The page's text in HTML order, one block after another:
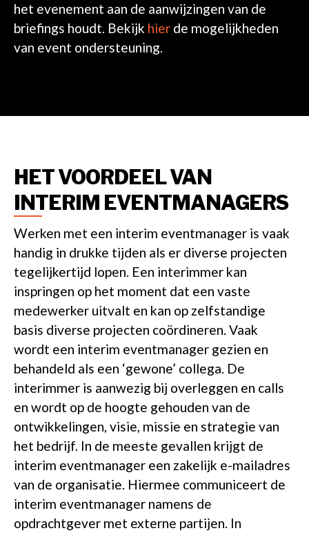
het evenement aan de aanwijzingen van de
briefings houdt. Bekijk hier de mogelijkheden
van event ondersteuning.
HET VOORDEEL VAN
INTERIM EVENTMANAGERS
Werken met een interim eventmanager is vaak
handig in drukke tijden als er diverse projecten
tegelijkertijd lopen. Een interimmer kan
inspringen op het moment dat een vaste
medewerker uitvalt en kan op zelfstandige
basis diverse projecten coördineren. Vaak
wordt een interim eventmanager gezien en
behandeld als een ‘gewone’ collega. De
interimmer is aanwezig bij overleggen en calls
en wordt op de hoogte gehouden van de
ontwikkelingen, visie, missie en strategie van
het bedrijf. In de meeste gevallen krijgt de
interim eventmanager een zakelijk e-mailadres
van de organisatie. Hiermee communiceert de
interim eventmanager namens de
opdrachtgever met externe partijen. In